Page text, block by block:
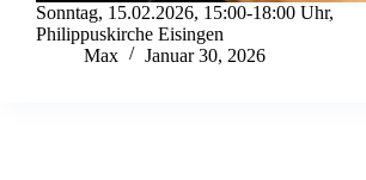
Sonntag, 15.02.2026, 15:00-18:00 Uhr,
Philippuskirche Eisingen
Max
Januar 30, 2026